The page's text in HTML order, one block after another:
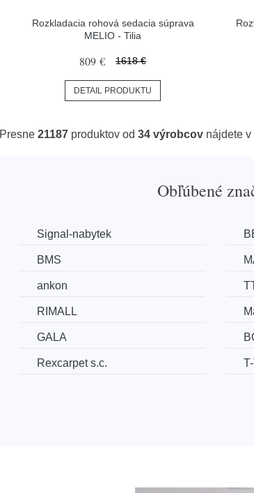
Rozkladacia rohová sedacia súprava
MELIO - Tilia
809 € 1618 €
DETAIL PRODUKTU
Presne 21187 produktov od 34 výrobcov nájdete
Obľúbené
Signal-nabytek
BMS
ankon
RIMALL
GALA
Rexcarpet s.c.